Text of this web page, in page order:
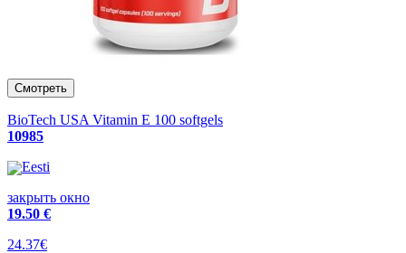
BioTech USA Vitamin E 100 softgels
10985
Eesti
закрыть окно
19.50 €
24.37€